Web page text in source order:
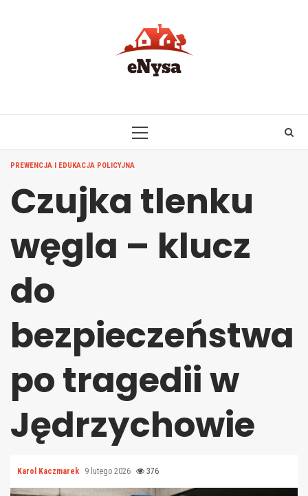
PRIMARY
PREWENCJA I EDUKACJA POLICYJNA
Czujka tlenku
węgla – klucz
do
bezpieczeństwa
po tragedii w
Jędrzychowie
Karol Kaczmarek 9 lutego 2026 376